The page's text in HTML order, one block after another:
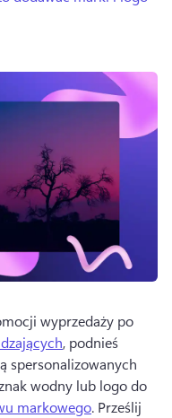
wyprzedaży po
, podnieś
spersonalizowanych
wodny lub logo do
markowego. Prześlij